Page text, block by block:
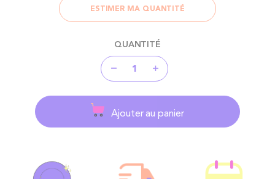
ESTIMER MA QUANTITÉ
QUANTITÉ
Ajouter au panier